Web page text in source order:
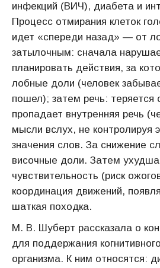
инфекций (ВИЧ), диабета и
Процесс отмирания клеток
идет «спереди назад» — от
затылочным: сначала
планировать действия, за
лобные доли (человек
пошел); затем речь: теряется
пропадает внутренняя речь
мысли вслух, не контролируя
значения слов. За снижение
височные доли. Затем
чувствительность (риск
координация движений,
шаткая походка.
М. В. Шуберт рассказала о
для поддержания
организма. К ним относятся: